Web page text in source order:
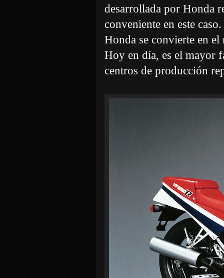
desarrollada por Honda
conveniente en este caso.
Honda se convierte en
Hoy en día, es el mayor
centros de producción